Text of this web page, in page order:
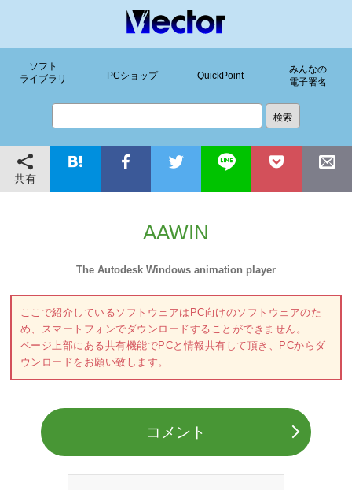
ソフト
ライブラリ
PCショップ QuickPoint
みんなの
電子署名
共有
AAWIN
The Autodesk Windows animation player
ここで紹介しているソフトウェアはPC向けのソフトウェアのた
め、スマートフォンでダウンロードすることができません。
ページ上部にある共有機能でPCと情報共有して頂き、PCからダ
ウンロードをお願い致します。
コメント